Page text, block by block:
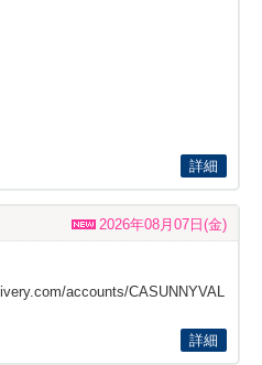
詳細
2026年08月07日(金)
accounts/CASUNNYVAL
詳細